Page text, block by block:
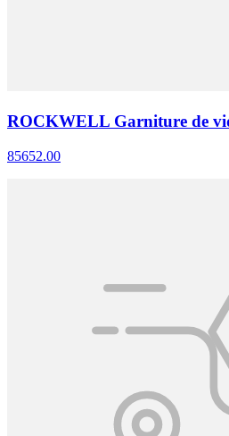
ROCKWELL Garniture de
85652.00